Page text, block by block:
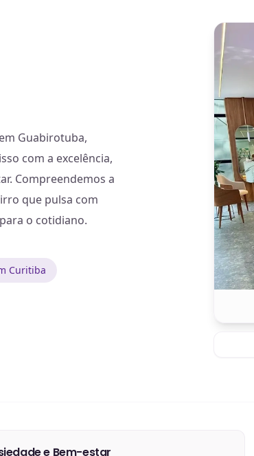
Guabirotuba,
com a excelência,
Compreendemos a
que pulsa com
o cotidiano.
Curitiba
e Bem-estar